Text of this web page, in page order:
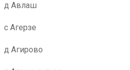
д Авлаш
с Агерзе
д Агирово